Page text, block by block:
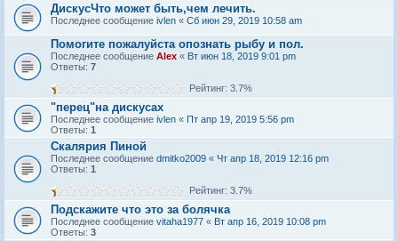
ДискусЧто может быть,чем лечить.
Последнее сообщение ivlen « Сб июн 29, 2019 10:58 am
Помогите пожалуйста опознать рыбу и пол.
Последнее сообщение Alex « Вт июн 18, 2019 9:01 pm
Ответы: 7
Рейтинг: 3.7%
"перец"на дискусах
Последнее сообщение ivlen « Пт апр 19, 2019 5:56 pm
Ответы: 1
Скалярия Пиной
Последнее сообщение dmitko2009 « Чт апр 18, 2019 12:16 pm
Ответы: 1
Рейтинг: 3.7%
Подскажите что это за болячка
Последнее сообщение vitaha1977 « Вт апр 16, 2019 10:08 pm
Ответы: 3